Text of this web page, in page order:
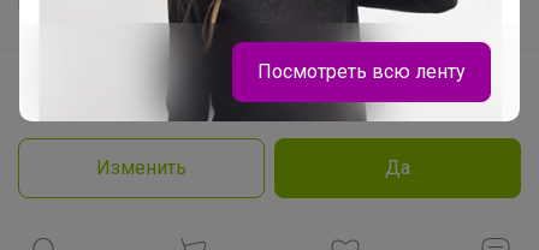
Изменить Да
© ООО "Лявита", ОГРН 1122468054070, 2012 - 2026
Политика конфиденциальности
Cоглашение пользователя
Посмотреть всю ленту
Продолжая использовать этот сайт и нажимая кнопку
«Принять», вы даёте согласие на обработку файлов
Принять